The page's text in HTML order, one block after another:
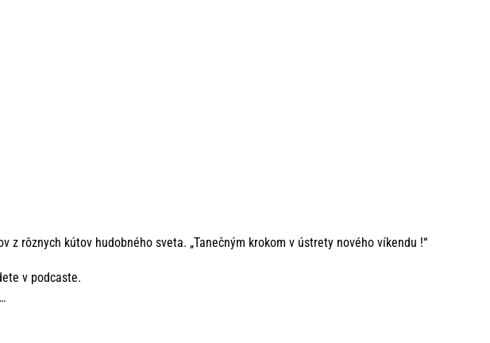
rôznych kútov hudobného sveta. „Tanečným krokom v ústrety nového víkendu !“
v podcaste.